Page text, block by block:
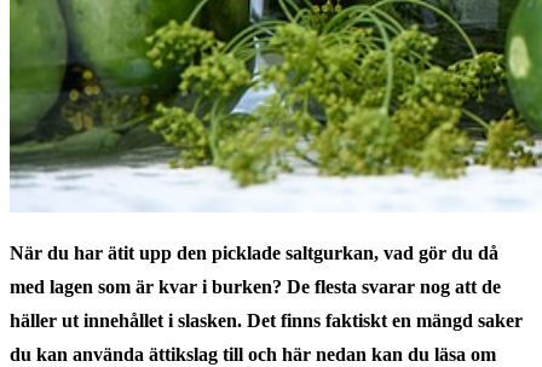
När du har ätit upp den picklade saltgurkan, vad gör du då
med lagen som är kvar i burken? De flesta svarar nog att de
häller ut innehållet i slasken. Det finns faktiskt en mängd saker
du kan använda ättikslag till och här nedan kan du läsa om